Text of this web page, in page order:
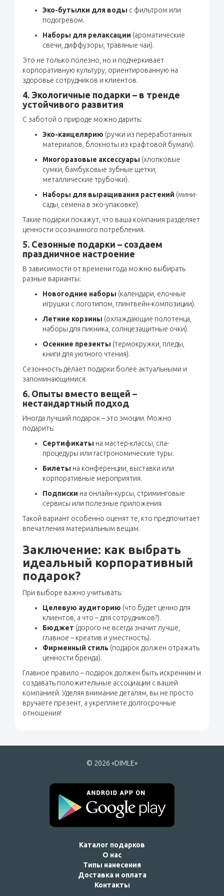
Эко-бутылки для воды с фильтром или
подогревом.
Наборы для релаксации (ароматические
свечи, диффузоры, травяные чаи).
Это не только полезно, но и подчеркивает
корпоративную культуру, ориентированную на
здоровье сотрудников и клиентов.
4. Экологичные подарки – в тренде
устойчивого развития
С заботой о природе можно дарить:
Эко-канцелярию (ручки из переработанных
материалов, блокноты из крафтовой бумаги).
Многоразовые аксессуары (хлопковые
сумки, бамбуковые зубные щетки,
металлические трубочки).
Наборы для выращивания растений (мини-
сады, семена в эко-упаковке).
Такие подарки покажут, что ваша компания разделяет
ценности осознанного потребления.
5. Сезонные подарки – создаем
праздничное настроение
В зависимости от времени года можно выбирать
разные варианты:
Новогодние наборы (календари, елочные
игрушки с логотипом, глинтвейн-композиции).
Летние корзины (охлаждающие полотенца,
наборы для пикника, солнцезащитные очки).
Осенние презенты (термокружки, пледы,
книги для уютного чтения).
Сезонность делает подарки более актуальными и
запоминающимися.
6. Опыты вместо вещей –
нестандартный подход
Иногда лучший подарок – это эмоции. Можно
подарить:
Сертификаты на мастер-классы, спа-
процедуры или гастрономические туры.
Билеты на конференции, выставки или
корпоративные мероприятия.
Подписки на онлайн-курсы, стриминговые
сервисы или полезные приложения.
Такой вариант особенно оценят те, кто предпочитает
впечатления материальным вещам.
Заключение: как выбрать
идеальный корпоративный
подарок?
При выборе важно учитывать:
Целевую аудиторию (что будет ценно для
клиентов, а что – для сотрудников?).
Бюджет (дорого не всегда значит лучше,
главное – креатив и уместность).
Фирменный стиль (подарок должен отражать
ценности бренда).
Главное правило – подарок должен быть искренним и
создавать положительные ассоциации с вашей
компанией. Уделяя внимание деталям, вы не просто
вручаете презент, а укрепляете долгосрочные
отношения!
© 2026 «DIMLE»
Каталог подарков
О нас
Типы нанесения
Доставка и оплата
Контакты